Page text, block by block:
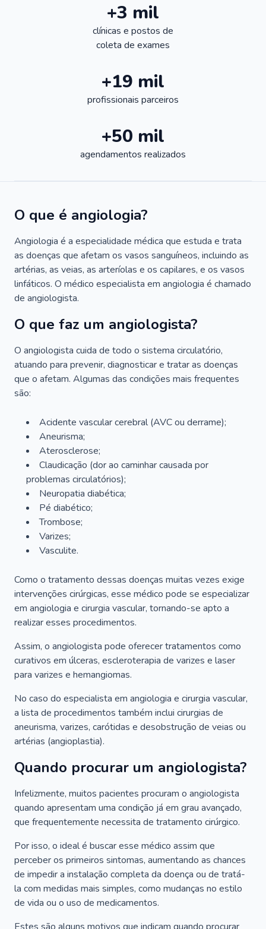
+3 mil
clínicas e postos de
coleta de exames
+19 mil
profissionais parceiros
+50 mil
agendamentos realizados
O que é angiologia?
Angiologia é a especialidade médica que estuda e trata
as doenças que afetam os vasos sanguíneos, incluindo as
artérias, as veias, as arteríolas e os capilares, e os vasos
linfáticos. O médico especialista em angiologia é chamado
de angiologista.
O que faz um angiologista?
O angiologista cuida de todo o sistema circulatório,
atuando para prevenir, diagnosticar e tratar as doenças
que o afetam. Algumas das condições mais frequentes
são:
Acidente vascular cerebral (AVC ou derrame);
Aneurisma;
Aterosclerose;
Claudicação (dor ao caminhar causada por
problemas circulatórios);
Neuropatia diabética;
Pé diabético;
Trombose;
Varizes;
Vasculite.
Como o tratamento dessas doenças muitas vezes exige
intervenções cirúrgicas, esse médico pode se especializar
em angiologia e cirurgia vascular, tornando-se apto a
realizar esses procedimentos.
Assim, o angiologista pode oferecer tratamentos como
curativos em úlceras, escleroterapia de varizes e laser
para varizes e hemangiomas.
No caso do especialista em angiologia e cirurgia vascular,
a lista de procedimentos também inclui cirurgias de
aneurisma, varizes, carótidas e desobstrução de veias ou
artérias (angioplastia).
Quando procurar um angiologista?
Infelizmente, muitos pacientes procuram o angiologista
quando apresentam uma condição já em grau avançado,
que frequentemente necessita de tratamento cirúrgico.
Por isso, o ideal é buscar esse médico assim que
perceber os primeiros sintomas, aumentando as chances
de impedir a instalação completa da doença ou de tratá-
la com medidas mais simples, como mudanças no estilo
de vida ou o uso de medicamentos.